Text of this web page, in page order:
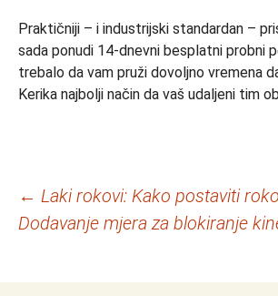
Praktičniji – i industrijski standardan –
sada ponudi 14-dnevni besplatni probni
trebalo da vam pruži dovoljno vremena
Kerika najbolji način da vaš udaljeni tim
Navigacija
članaka
← Laki rokovi: Kako postaviti
Dodavanje mjera za blokiranje